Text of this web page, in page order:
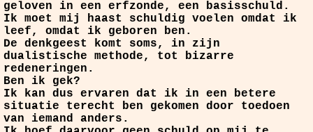
geloven in een erfzonde, een basisschuld.
Ik moet mij haast schuldig voelen omdat ik
leef, omdat ik geboren ben.
De denkgeest komt soms, in zijn
dualistische methode, tot bizarre
redeneringen.
Ben ik gek?
Ik kan dus ervaren dat ik in een betere
situatie terecht ben gekomen door toedoen
van iemand anders.